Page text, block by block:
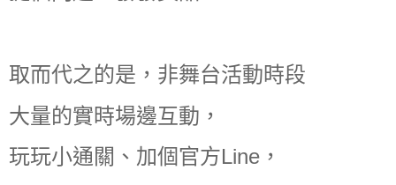
取而代之的是，非舞台活動時段
大量的實時場邊互動，
玩玩小通關、加個官方Line，